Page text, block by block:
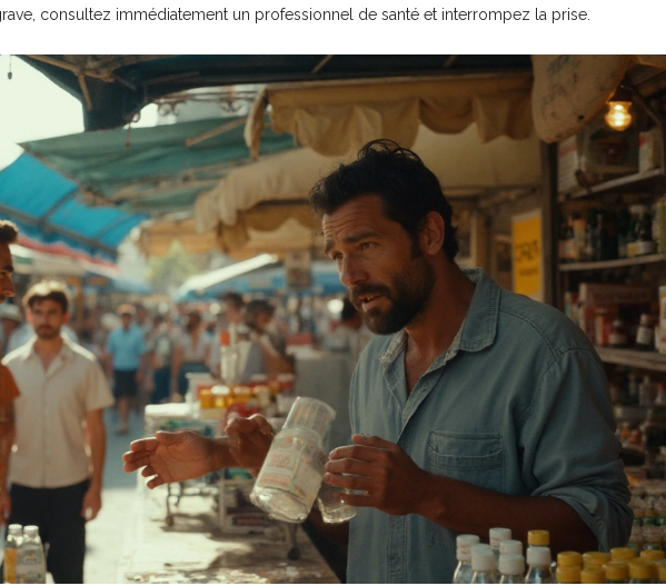
consultez immédiatement un professionnel de santé et interrompez la prise.